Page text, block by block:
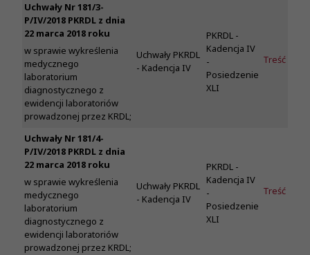
Uchwały Nr 181/3-
P/IV/2018 PKRDL z dnia
22 marca 2018 roku
w sprawie wykreślenia
medycznego
laboratorium
diagnostycznego z
ewidencji laboratoriów
prowadzonej przez KRDL;
Uchwały PKRDL
- Kadencja IV
PKRDL -
Kadencja IV
-
Posiedzenie
XLI
Treść
Uchwały Nr 181/4-
P/IV/2018 PKRDL z dnia
22 marca 2018 roku
w sprawie wykreślenia
medycznego
laboratorium
diagnostycznego z
ewidencji laboratoriów
prowadzonej przez KRDL;
Uchwały PKRDL
- Kadencja IV
PKRDL -
Kadencja IV
-
Posiedzenie
XLI
Treść